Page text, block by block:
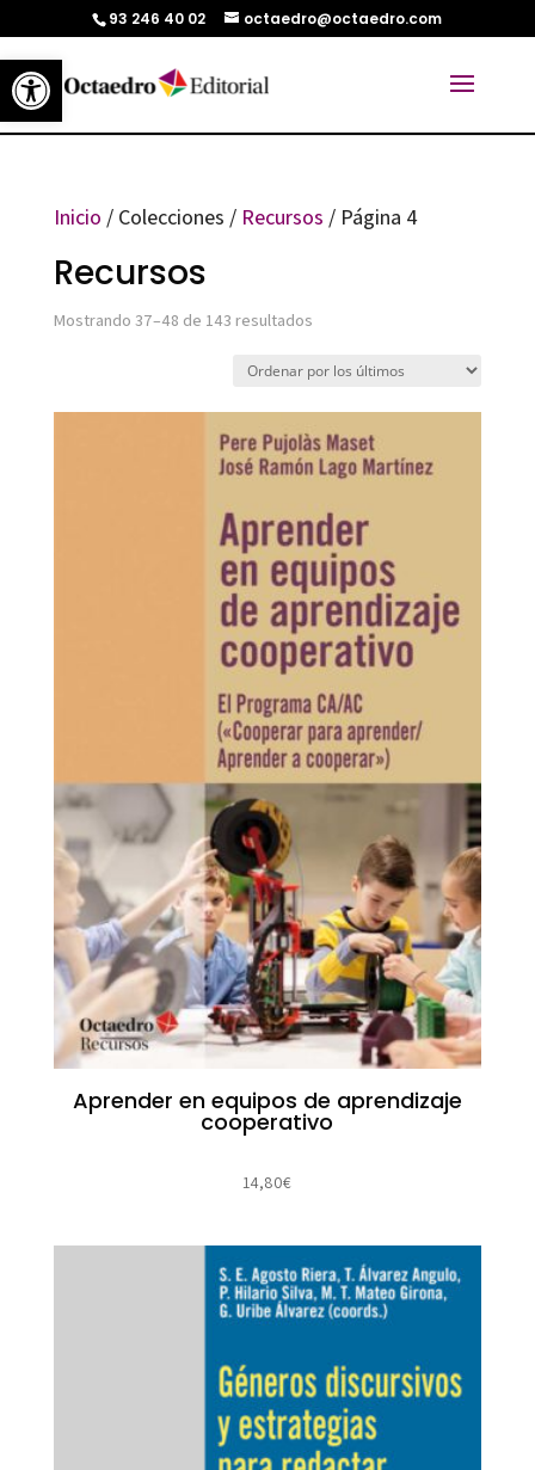
Abrir barra de herramientas
93 246 40 02 octaedro@octaedro.com
Inicio / Colecciones / Recursos / Página 4
Recursos
Mostrando 37–48 de 143 resultadosOrdenado
Aprender en equipos de aprendizaje
cooperativo
14,80€